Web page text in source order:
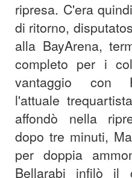
ripresa. C'era
di ritorno,
alla BayArena,
completo per i
vantaggio con
l'attuale
affondò nella
dopo tre minuti,
per doppia
Bellarabi infilò il